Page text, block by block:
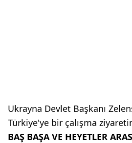
Ukrayna Devlet Başkanı
Türkiye'ye bir çalışma
BAŞ BAŞA VE HEYETLER